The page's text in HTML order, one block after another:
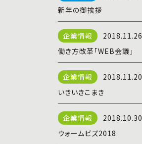
新年の御挨拶
2018.11.26
働き方改革「WEB会議」
2018.11.20
いきいきこまき
2018.10.30
ウォームビズ2018